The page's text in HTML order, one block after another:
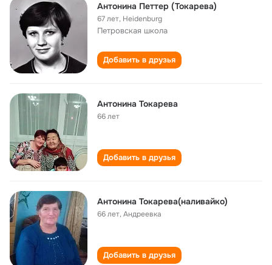
Антонина Петтер (Токарева)
67 лет, Heidenburg
Петровская школа
Добавить в друзья
Антонина Токарева
66 лет
Добавить в друзья
Антонина Токарева(наливайко)
66 лет,Андреевка
Добавить в друзья